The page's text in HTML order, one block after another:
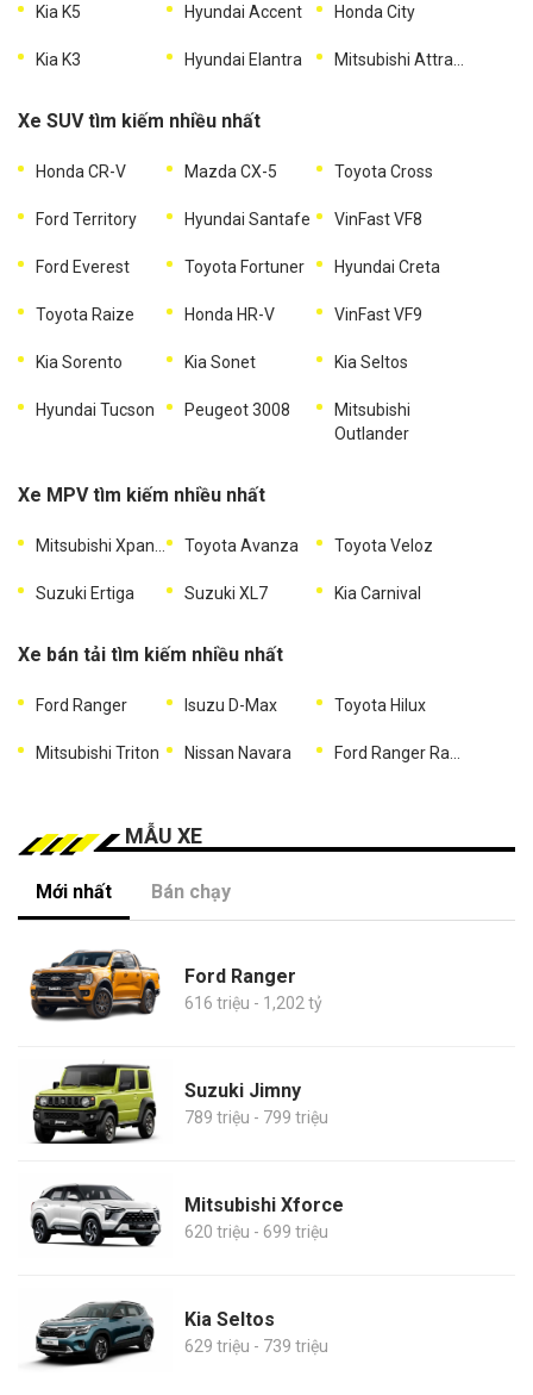
Kia K5 Hyundai Accent Honda City
Kia K3 Hyundai Elantra
Xe SUV tìm kiếm nhiều nhất
Honda CR-V Mazda CX-5 Toyota Cross
Ford Territory Hyundai Santafe VinFast VF8
Ford Everest Toyota Fortuner Hyundai Creta
Toyota Raize Honda HR-V VinFast VF9
Kia Sorento Kia Sonet Kia Seltos
Hyundai Tucson Peugeot 3008
Mitsubishi
Outlander
Xe MPV tìm kiếm nhiều nhất
Toyota Avanza Toyota Veloz
Suzuki Ertiga Suzuki XL7 Kia Carnival
Xe bán tải tìm kiếm nhiều nhất
Ford Ranger Isuzu D-Max Toyota Hilux
Mitsubishi Triton Nissan Navara
MẪU XE
Mới nhất Bán chạy
Ford Ranger
616 triệu - 1,202 tỷ
Suzuki Jimny
789 triệu - 799 triệu
Mitsubishi Xforce
620 triệu - 699 triệu
Kia Seltos
629 triệu - 739 triệu